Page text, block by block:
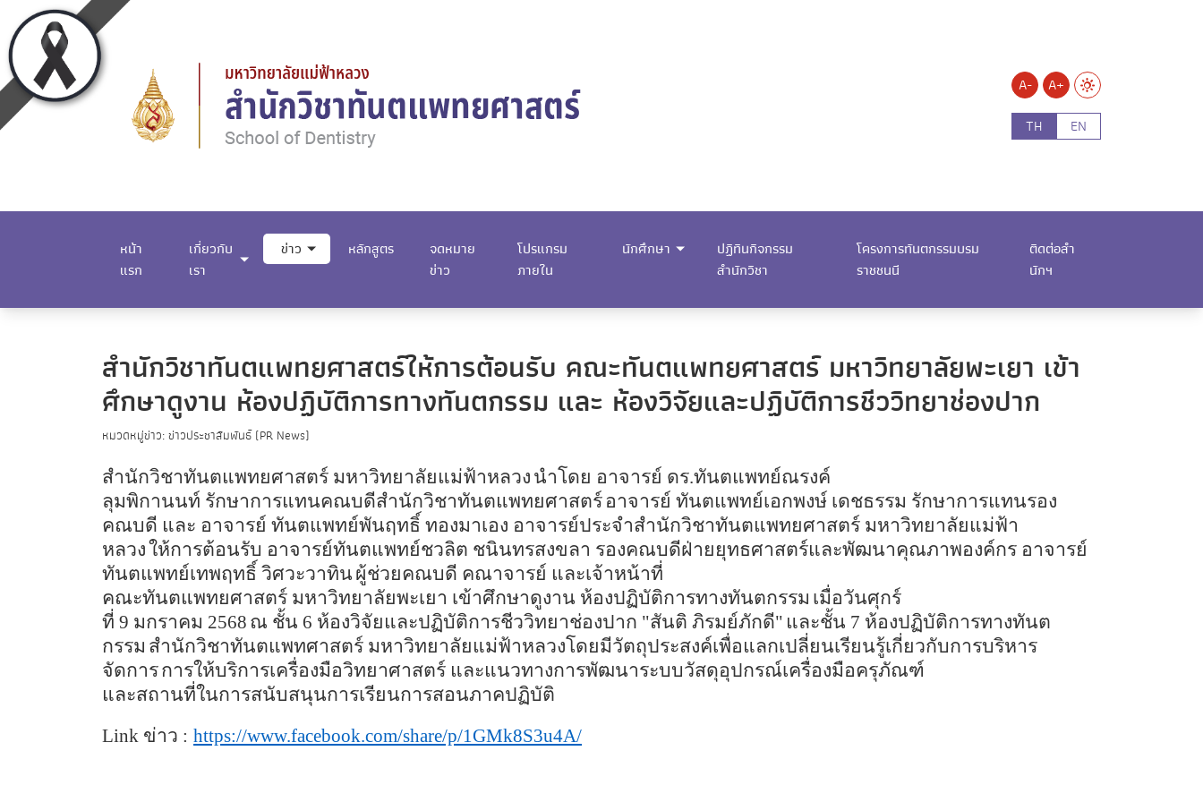
A-
A+
TH
EN
หน้า
แรก
เกี่ยวกับ
เรา
ข่าว หลักสูตร
จดหมาย
ข่าว
โปรแกรม
ภายใน
นักศึกษา
ปฏิทินกิจกรรม
สำนักวิชา
โครงการทันตกรรมบรม
ราชชนนี
ติดต่อสำ
นักฯ
สำนักวิชาทันตแพทยศาสตร์ให้การต้อนรับ คณะทันตแพทยศาสตร์ มหาวิทยาลัยพะเยา เข้า
ศึกษาดูงาน ห้องปฏิบัติการทางทันตกรรม และ ห้องวิจัยและปฏิบัติการชีววิทยาช่องปาก
หมวดหมู่ข่าว: ข่าวประชาสัมพันธ์ (PR News)
สำนักวิชาทันตแพทยศาสตร์ มหาวิทยาลัยแม่ฟ้าหลวง นำโดย อาจารย์ ดร.ทันตแพทย์ณรงค์
ลุมพิกานนท์ รักษาการแทนคณบดีสำนักวิชาทันตแพทยศาสตร์อาจารย์ ทันตแพทย์เอกพงษ์ เดชธรรม รักษาการแทนรอง
คณบดี และ อาจารย์ ทันตแพทย์พันฤทธิ์ ทองมาเอง อาจารย์ประจำสำนักวิชาทันตแพทยศาสตร์ มหาวิทยาลัยแม่ฟ้า
หลวงให้การต้อนรับ อาจารย์ทันตแพทย์ชวลิต ชนินทรสงขลา รองคณบดีฝ่ายยุทธศาสตร์และพัฒนาคุณภาพองค์กร อาจารย์
ทันตแพทย์เทพฤทธิ์ วิศวะวาทิน ผู้ช่วยคณบดี คณาจารย์ และเจ้าหน้าที่
คณะทันตแพทยศาสตร์ มหาวิทยาลัยพะเยา เข้าศึกษาดูงาน ห้องปฏิบัติการทางทันตกรรม เมื่อวันศุกร์
ที่ 9 มกราคม 2568 ณ ชั้น 6 ห้องวิจัยและปฏิบัติการชีววิทยาช่องปาก "สันติ ภิรมย์ภักดี" และชั้น 7 ห้องปฏิบัติการทางทันต
กรรม สำนักวิชาทันตแพทศาสตร์ มหาวิทยาลัยแม่ฟ้าหลวงโดยมีวัตถุประสงค์เพื่อแลกเปลี่ยนเรียนรู้เกี่ยวกับการบริหาร
จัดการการให้บริการเครื่องมือวิทยาศาสตร์ และแนวทางการพัฒนาระบบวัสดุอุปกรณ์เครื่องมือครุภัณฑ์
และสถานที่ในการสนับสนุนการเรียนการสอนภาคปฏิบัต
Link ข่าว : https://www.facebook.com/share/p/1GMk8S3u4A/